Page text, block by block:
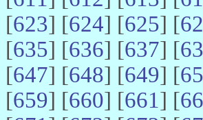
[623] [624] [625] [
[635] [636] [637] [
[647] [648] [649] [
[659] [660] [661] [